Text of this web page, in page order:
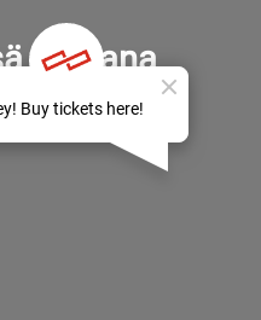
mukana